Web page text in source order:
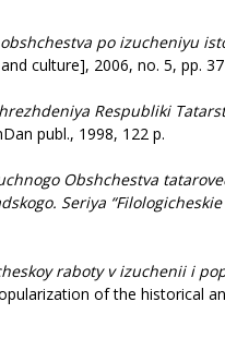
po izucheniyu
culture], 2006, no. 5, рp.
Respubliki
publ., 1998, 122 р.
Obshchestva
Seriya “Filologicheskie
raboty v izuchenii i
of the historical